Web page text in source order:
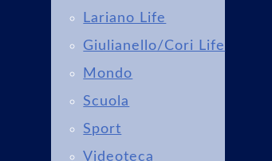
Lariano Life
Giulianello/Cori Life
Mondo
Scuola
Sport
Videoteca